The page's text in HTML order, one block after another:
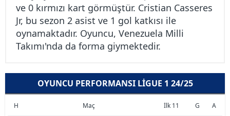
ve 0 kırmızı kart görmüştür. Cristian Casseres
Jr, bu sezon 2 asist ve 1 gol katkısı ile
oynamaktadır. Oyuncu, Venezuela Milli
Takımı'nda da forma giymektedir.
OYUNCU PERFORMANSI LIGUE 1 24/25
H Maç İlk 11 G
A